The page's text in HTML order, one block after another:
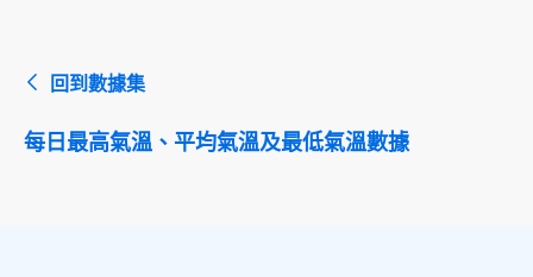
回到數據集
每日最高氣溫、平均氣溫及最低氣溫數據